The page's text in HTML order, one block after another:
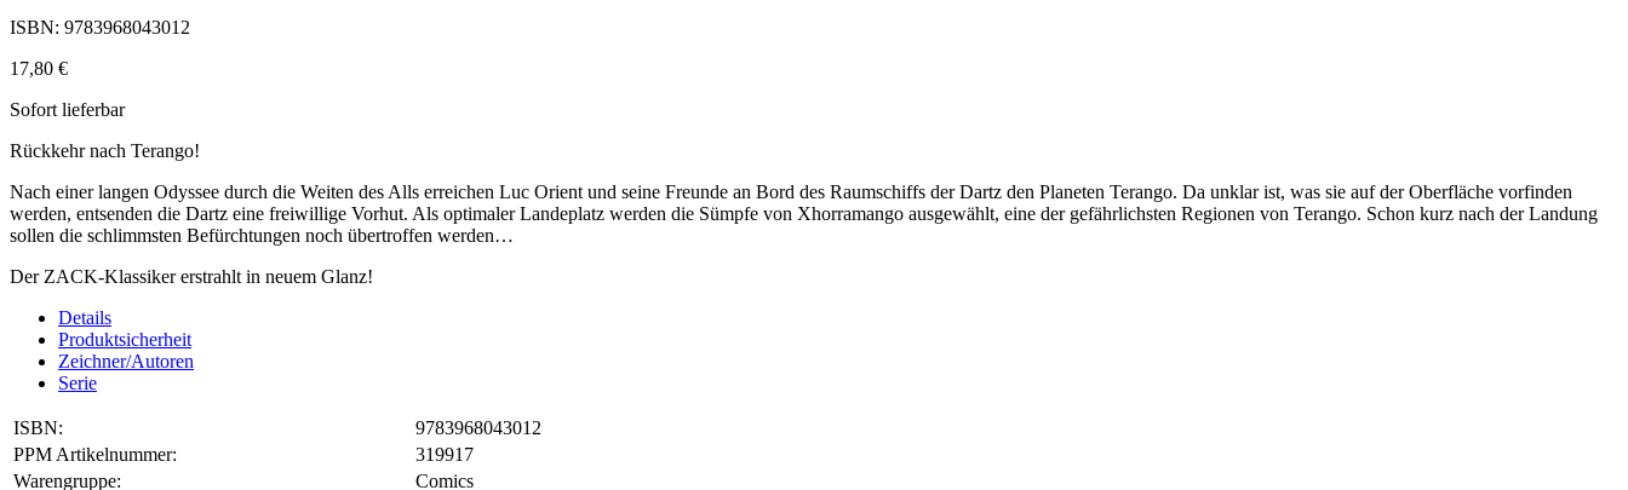
ISBN: 9783968043012
17,80 €
Sofort lieferbar
Rückkehr nach Terango!
Nach einer langen Odyssee durch die Weiten des Alls erreichen Luc Orient und seine Freunde an Bord des Raumschiffs der Dartz den Planeten Terango. Da unklar ist, was sie auf der Oberfläche vorfinden
werden, entsenden die Dartz eine freiwillige Vorhut. Als optimaler Landeplatz werden die Sümpfe von Xhorramango ausgewählt, eine der gefährlichsten Regionen von Terango. Schon kurz nach der Landung
sollen die schlimmsten Befürchtungen noch übertroffen werden…
Der ZACK-Klassiker erstrahlt in neuem Glanz!
Details
Produktsicherheit
Zeichner/Autoren
Serie
ISBN:
9783968043012
PPM Artikelnummer:
319917
Warengruppe:
Comics